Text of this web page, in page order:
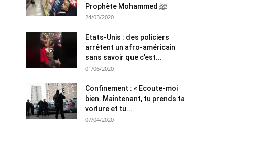
Prophète Mohammed ﷺ
24/03/2020
Etats-Unis : des policiers
arrêtent un afro-américain
sans savoir que c’est...
01/06/2020
Confinement : « Ecoute-moi
bien. Maintenant, tu prends ta
voiture et tu...
07/04/2020